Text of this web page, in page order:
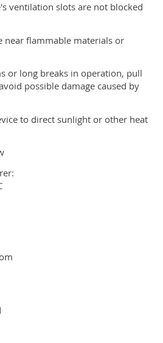
ventilation slots are not blocked
near flammable materials or
or long breaks in operation, pull
possible damage caused by
to direct sunlight or other heat